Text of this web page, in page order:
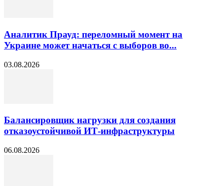
Аналитик Прауд: переломный момент на
Украине может начаться с выборов во...
03.08.2026
Балансировщик нагрузки для создания
отказоустойчивой ИТ-инфраструктуры
06.08.2026